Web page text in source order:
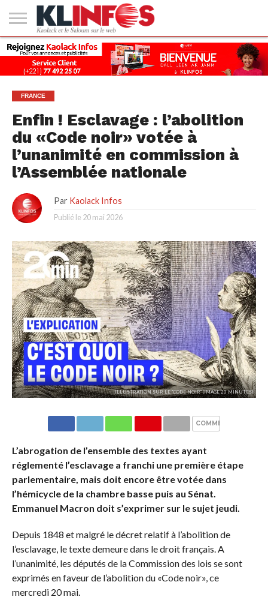
#2
(PAS
DE
TITRE)
KAOLACK
POLITIQUE
ECONOMIE
SOCIÉTÉ
CULTURE
PEOPLE
SPORT
SANTÉ
AFRIQUE
INTERNATIONAL
EMPLOI &
FORMATION
FRANCE
Enfin ! Esclavage : l’abolition
du «Code noir» votée à
l’unanimité en commission à
l’Assemblée nationale
Par Kaolack Infos
Publié le 20 mai 2026
ILLUSTRATION SUR LE "CODE NOIR" (IMAGE 20 MINUTES)
COMMENTAIRES
L’abrogation de l’ensemble des textes ayant
réglementé l’esclavage a franchi une première étape
parlementaire, mais doit encore être votée dans
l’hémicycle de la chambre basse puis au Sénat.
Emmanuel Macron doit s’exprimer sur le sujet jeudi.
Depuis 1848 et malgré le décret relatif à l’abolition de
l’esclavage, le texte demeure dans le droit français. A
l’unanimité, les députés de la Commission des lois se sont
exprimés en faveur de l’abolition du «Code noir», ce
mercredi 20 mai.